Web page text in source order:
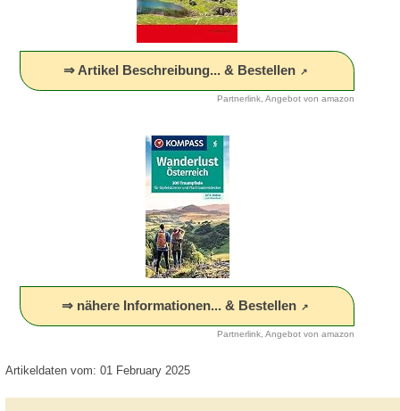
⇒ Artikel Beschreibung... & Bestellen
Partnerlink, Angebot von amazon
⇒ nähere Informationen... & Bestellen
Partnerlink, Angebot von amazon
Artikeldaten vom: 01 February 2025